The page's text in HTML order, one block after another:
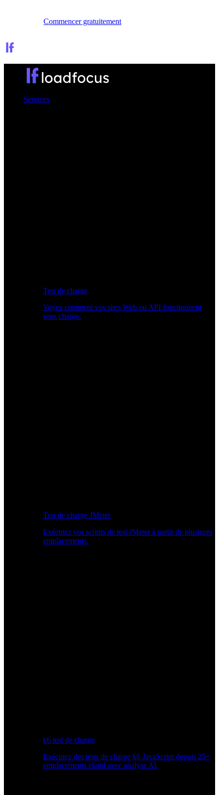
Commencer gratuitement
Services
Test de charge
Voyez comment vos sites Web ou API fonctionnent
sous charge.
Test de charge JMeter
Exécutez vos scripts de test JMeter à partir de plusieurs
emplacements.
k6 test de charge
Exécutez des tests de charge k6 JavaScript depuis 25+
emplacements cloud avec analyse AI.